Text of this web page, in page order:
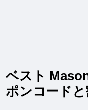
ベスト
ポンコード